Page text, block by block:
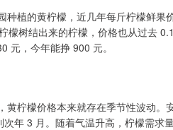
种植的黄柠檬，近几年每斤柠檬鲜
檬树结出来的柠檬，价格也从过去
元，今年能挣 900 元。
柠檬价格本来就存在季节性波动
年 3 月。随着气温升高，柠檬需求